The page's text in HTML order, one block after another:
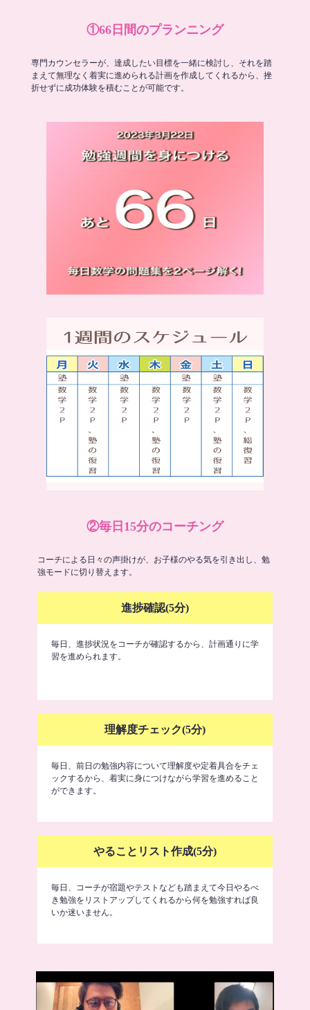
①66日間のプランニング
専門カウンセラーが、達成したい目標を一緒に検討し、それを踏
まえて無理なく着実に進められる計画を作成してくれるから、挫
折せずに成功体験を積むことが可能です。
②毎日15分のコーチング
コーチによる日々の声掛けが、お子様のやる気を引き出し、勉
強モードに切り替えます。
進捗確認(5分)
毎日、進捗状況をコーチが確認するから、計画通りに学
習を進められます。
理解度チェック(5分)
毎日、前日の勉強内容について理解度や定着具合をチェ
ックするから、着実に身につけながら学習を進めること
ができます。
やることリスト作成(5分)
毎日、コーチが宿題やテストなども踏まえて今日やるべ
き勉強をリストアップしてくれるから何を勉強すれば良
いか迷いません。